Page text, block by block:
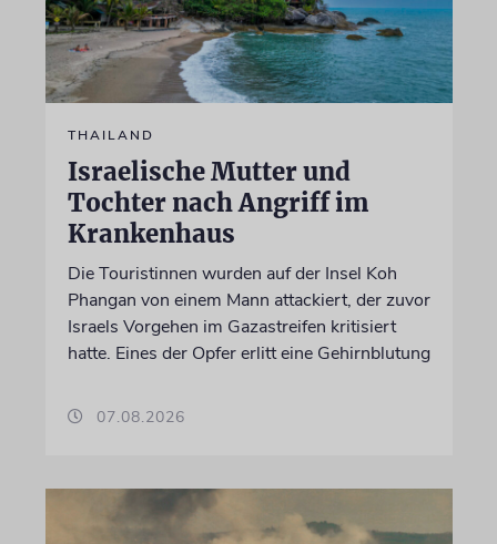
THAILAND
Israelische Mutter und
Tochter nach Angriff im
Krankenhaus
Die Touristinnen wurden auf der Insel Koh
Phangan von einem Mann attackiert, der zuvor
Israels Vorgehen im Gazastreifen kritisiert
hatte. Eines der Opfer erlitt eine Gehirnblutung
07.08.2026